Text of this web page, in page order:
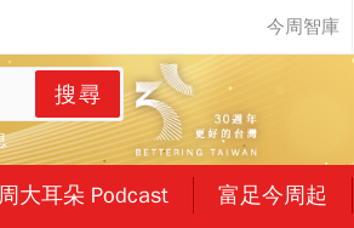
搜尋
大耳朵 Podcast 富足今周起